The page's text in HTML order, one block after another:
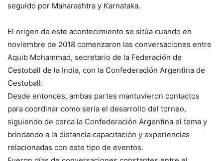
seguido por Maharashtra y Karnataka.
El origen de este acontecimiento se sitúa cuando en
noviembre de 2018 comenzaron las conversaciones entre
Aquib Mohammad, secretario de la Federación de
Cestoball de la India, con la Confederación Argentina de
Cestoball.
Desde entonces, ambas partes mantuvieron contactos
para coordinar como sería el desarrollo del torneo,
siguiendo de cerca la Confederación Argentina el tema y
brindando a la distancia capacitación y experiencias
relacionadas con este tipo de eventos.